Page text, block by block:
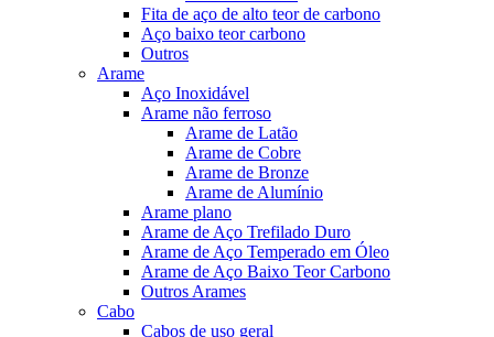
Fita de aço de alto teor de carbono
Aço baixo teor carbono
Outros
Arame
Aço Inoxidável
Arame não ferroso
Arame de Latão
Arame de Cobre
Arame de Bronze
Arame de Alumínio
Arame plano
Arame de Aço Trefilado Duro
Arame de Aço Temperado em Óleo
Arame de Aço Baixo Teor Carbono
Outros Arames
Cabo
Cabos de uso geral